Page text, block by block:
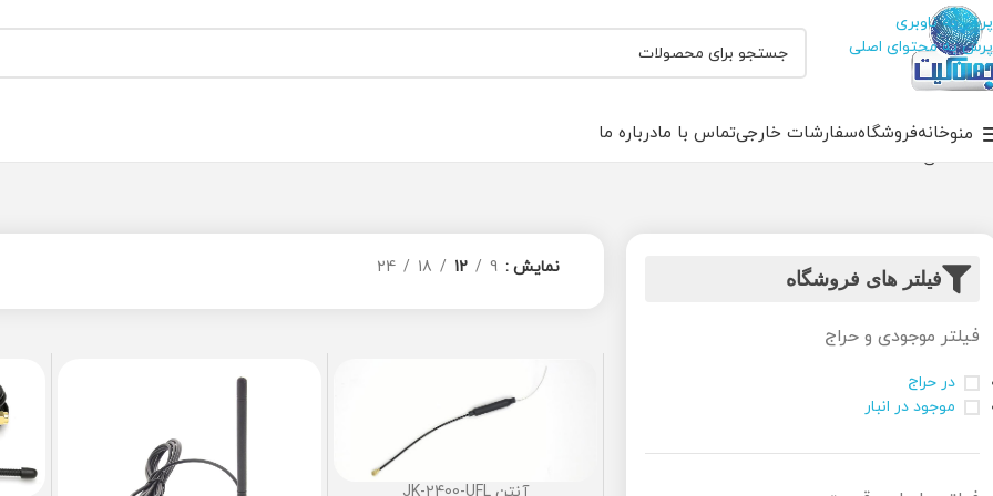
پرش به ناوبری
پرش به محتوای اصلی
منوخانهفروشگاهسفارشات خارجیتماس با مادرباره ما
آنتن
فیلتر های فروشگاه
فیلتر موجودی و حراج
در حراج
موجود در انبار
نمایش 9
12
18
24